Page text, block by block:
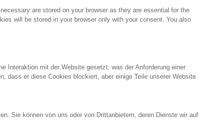
are stored on your browser as they are essential for the
will be stored in your browser only with your consent. You also
Interaktion mit der Website gesetzt, was der Anforderung einer
dass er diese Cookies blockiert, aber einige Teile unserer Website
Sie können von uns oder von Drittanbietern, deren Dienste wir auf